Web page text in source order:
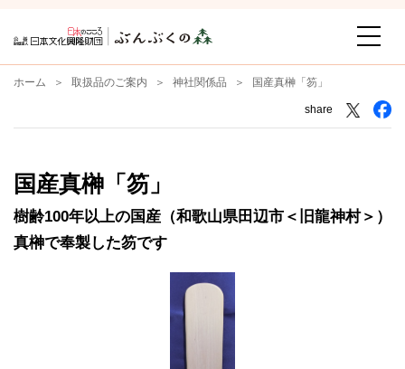
ホーム 取扱品のご案内 神社関係品 国産真榊「笏」
share
国産真榊「笏」
樹齢100年以上の国産（和歌山県田辺市＜旧龍神村＞）
真榊で奉製した笏です